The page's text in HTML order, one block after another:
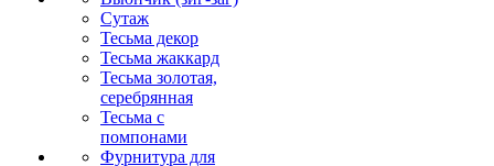
Сутаж
Тесьма декор
Тесьма жаккард
Тесьма золотая,
серебрянная
Тесьма с
помпонами
Фурнитура для